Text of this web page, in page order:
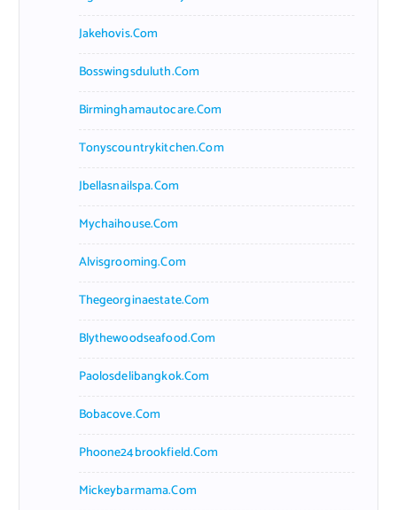
Jakehovis.com
Bosswingsduluth.com
Birminghamautocare.com
Tonyscountrykitchen.com
Jbellasnailspa.com
Mychaihouse.com
Alvisgrooming.com
Thegeorginaestate.com
Blythewoodseafood.com
Paolosdelibangkok.com
Bobacove.com
Phoone24brookfield.com
Mickeybarmama.com